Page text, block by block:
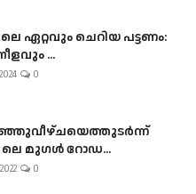
ഏറ്റവും ചെറിയ പട്ടണം:
നീളവും ...
0
ലെ മുഗൾ റോഡ...
0